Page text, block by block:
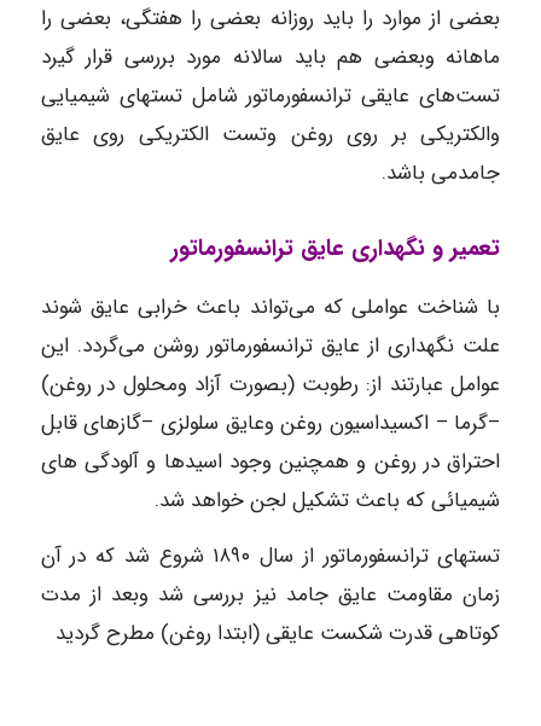
بعضی از موارد را باید روزانه بعضی را هفتگی، بعضی را
ماهانه وبعضی هم باید سالانه مورد بررسی قرار گیرد
تست‌های عایقی ترانسفورماتور شامل تستهای شیمیایی
والکتریکی بر روی روغن وتست الکتریکی روی عایق
جامدمی باشد.
تعمیر و نگهداری عایق ترانسفورماتور
با شناخت عواملی که می‌تواند باعث خرابی عایق شوند
علت نگهداری از عایق ترانسفورماتور روشن می‌گردد. این
عوامل عبارتند از: رطوبت (بصورت آزاد ومحلول در روغن)
–گرما – اکسیداسیون روغن وعایق سلولزی –گازهای قابل
احتراق در روغن و همچنین وجود اسید‌ها و آلودگی های
شیمیائی که باعث تشکیل لجن خواهد شد.
تستهای ترانسفورماتور از سال ۱۸۹۰ شروع شد که در آن
زمان مقاومت عایق جامد نیز بررسی شد وبعد از مدت
کوتاهی قدرت شکست عایقی (ابتدا روغن) مطرح گردید